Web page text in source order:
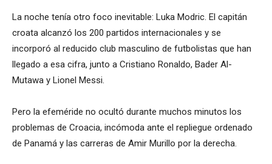
La noche tenía otro foco inevitable: Luka Modric. El capitán
croata alcanzó los 200 partidos internacionales y se
incorporó al reducido club masculino de futbolistas que han
llegado a esa cifra, junto a Cristiano Ronaldo, Bader Al-
Mutawa y Lionel Messi.
Pero la efeméride no ocultó durante muchos minutos los
problemas de Croacia, incómoda ante el repliegue ordenado
de Panamá y las carreras de Amir Murillo por la derecha.